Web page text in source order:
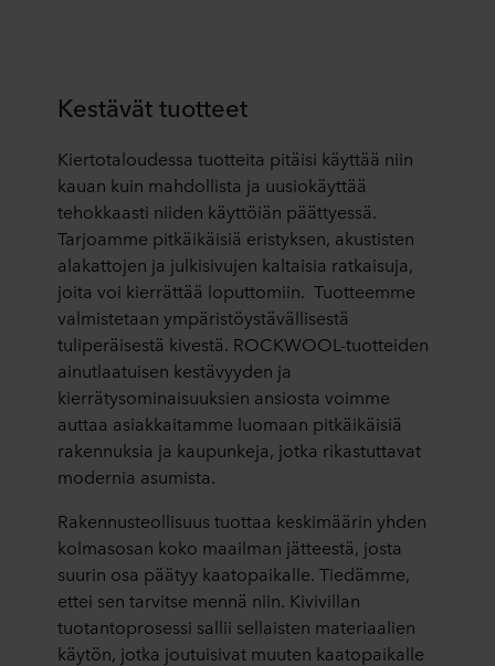
Kestävät tuotteet
Kiertotaloudessa tuotteita pitäisi käyttää niin
kauan kuin mahdollista ja uusiokäyttää
tehokkaasti niiden käyttöiän päättyessä.
Tarjoamme pitkäikäisiä eristyksen, akustisten
alakattojen ja julkisivujen kaltaisia ratkaisuja,
joita voi kierrättää loputtomiin. Tuotteemme
valmistetaan ympäristöystävällisestä
tuliperäisestä kivestä. ROCKWOOL-tuotteiden
ainutlaatuisen kestävyyden ja
kierrätysominaisuuksien ansiosta voimme
auttaa asiakkaitamme luomaan pitkäikäisiä
rakennuksia ja kaupunkeja, jotka rikastuttavat
modernia asumista.
Rakennusteollisuus tuottaa keskimäärin yhden
kolmasosan koko maailman jätteestä, josta
suurin osa päätyy kaatopaikalle. Tiedämme,
ettei sen tarvitse mennä niin. Kivivillan
tuotantoprosessi sallii sellaisten materiaalien
käytön, jotka joutuisivat muuten kaatopaikalle